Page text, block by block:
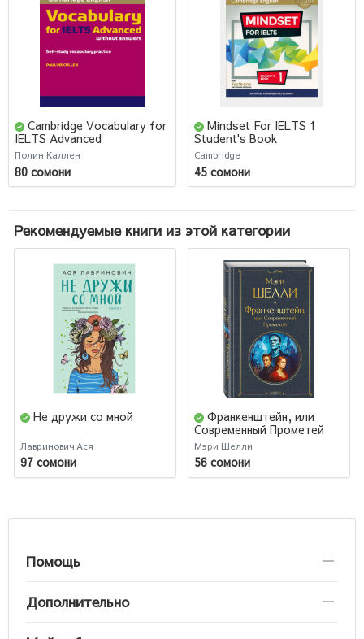
Cambridge Vocabulary for
IELTS Advanced
Полин Каллен
80 сомони
Mindset For IELTS 1
Student's Book
Cambridge
45 сомони
Рекомендуемые книги из этой категории
Не дружи со мной
Лавринович Ася
97 сомони
Франкенштейн, или
Современный Прометей
Мэри Шелли
56 сомони
Помощь
Дополнительно